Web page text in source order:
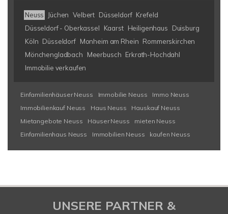
Neuss Jüchen Velbert Düsseldorf Krefeld
Düsseldorf - Oberkassel
Kaarst Heiligenhaus
Duisburg
Köln Düsseldorf Monheim am Rhein Rommerskirchen
Mönchengladbach
Meerbusch Erkrath-Hochdahl
Immobilie verkaufen
Einfamilienhäuser Neuss Immobilie Neuss
Immo Neuss
Immobilienkauf Neuss
Haus Neuss
Hauskauf Neuss
Mietangebote Neuss
Häuser Neuss
mieten Neuss
Einfamilienhaus Neuss
Immobilien Neuss kaufen Neuss
UNSERE PARTNER &